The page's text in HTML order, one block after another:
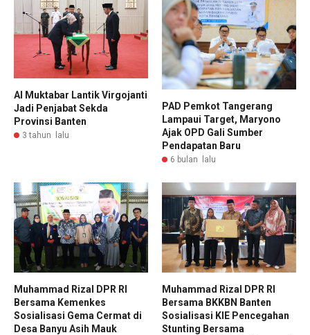
Al Muktabar Lantik Virgojanti
Jadi Penjabat Sekda
Provinsi Banten
3 tahun lalu
PAD Pemkot Tangerang
Lampaui Target, Maryono
Ajak OPD Gali Sumber
Pendapatan Baru
6 bulan lalu
Muhammad Rizal DPR RI
Bersama Kemenkes
Sosialisasi Gema Cermat di
Desa Banyu Asih Mauk
Muhammad Rizal DPR RI
Bersama BKKBN Banten
Sosialisasi KIE Pencegahan
Stunting Bersama